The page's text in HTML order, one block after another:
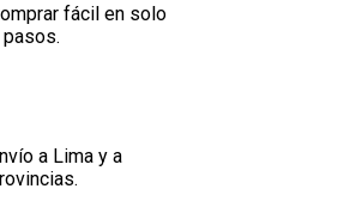
fácil en solo
a Lima y a